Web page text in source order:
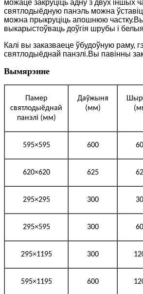
можаце закруціць адну з двух іншых
святлодыёдную панэль можна
можна прыкруціць апошнюю
выкарыстоўваць доўгія шрубы і белыя
Калі вы заказваеце ўбудоўную раму,
святлодыёднай панэлі.Вы павінны
Вымярэнне
Памер
святлодыёднай
панэлі (мм)
Даўжыня
(мм)
595×595 600
620×620 625
295×295 300
295×595 300
295×1195 300
595×1195 600